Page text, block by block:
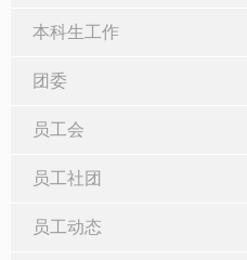
本科生工作
团委
员工会
员工社团
员工动态